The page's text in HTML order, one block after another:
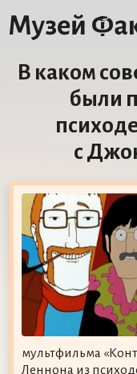
В каком
были
с
мультфильма
Леннона из